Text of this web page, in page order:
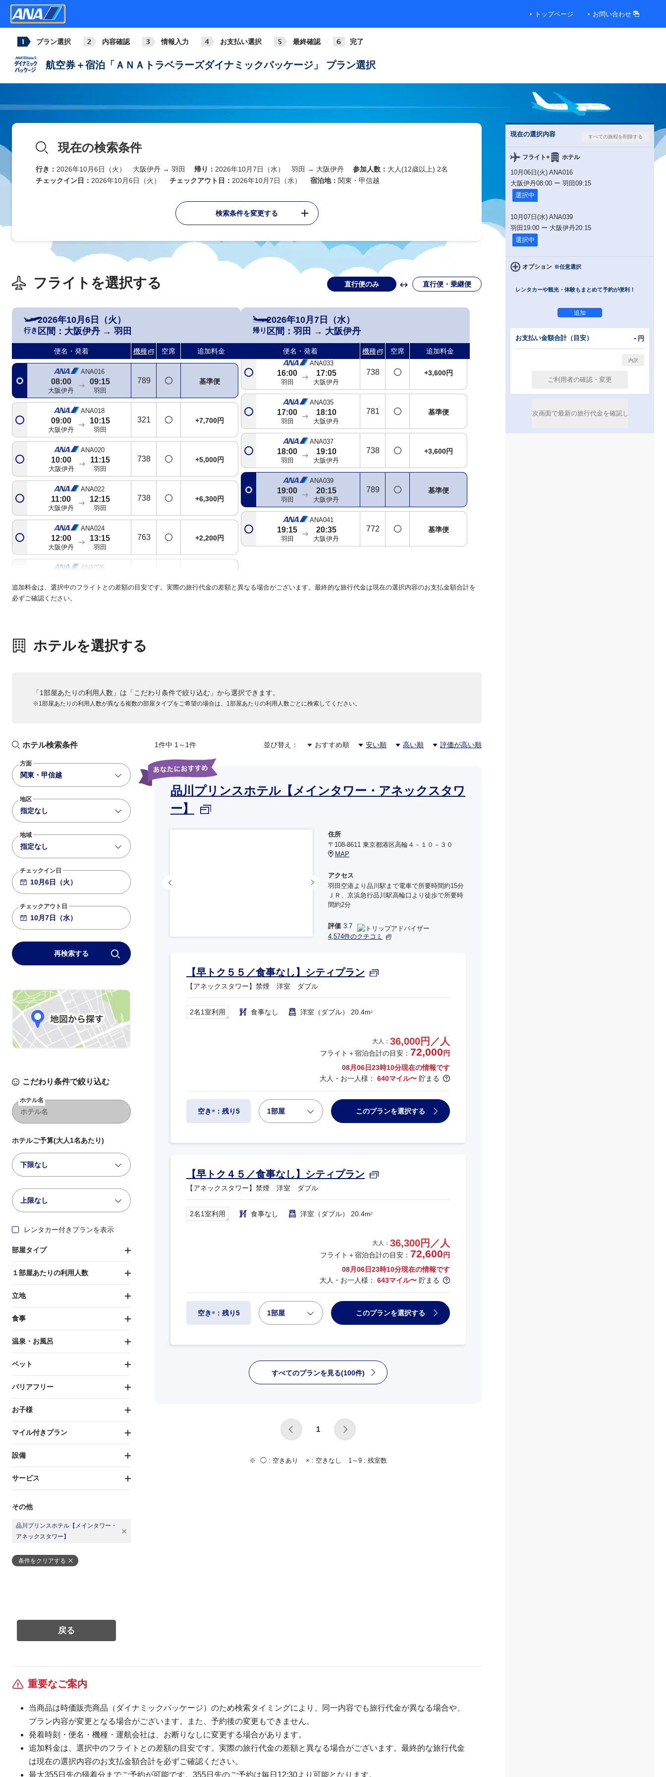
トップページ お問い合わせ
プラン選択 内容確認 情報入力 お支払い選択 最終確認 完了
航空券＋宿泊「ＡＮＡトラベラーズダイナミックパッケージ」 プラン選択
現在の検索条件
行き： 2026年10月6日（火） 大阪伊丹 → 羽田 帰り： 2026年10月7日（水） 羽田 → 大阪伊丹 参加人数： 大人(12歳以上) 2名
チェックイン日： 2026年10月6日（火） チェックアウト日： 2026年10月7日（水） 宿泊地： 関東・甲信越
検索条件を変更する
フライトを選択する 直行便のみ 直行便・乗継便
行き
2026年10月6日（火）
区間： 大阪伊丹 → 羽田
便名・発着 機種 空席 追加料金
ANA014
07:30
大阪伊丹
08:45 772 基準便
ANA016
08:00
大阪伊丹
09:15
羽田
789 基準便
ANA018
09:00
大阪伊丹
10:15
羽田
321 +7,700円
ANA020
10:00
大阪伊丹
11:15
羽田
738 +5,000円
ANA022
11:00
大阪伊丹
12:15
羽田
738 +6,300円
ANA024
12:00
大阪伊丹
13:15
羽田
763 +2,200円
ANA026
大阪伊丹 羽田
ANA030
738
15:40
大阪伊丹
17:00
羽田
781 基準便
大阪伊丹
ANA036
17:45 788 +2,200円
大阪伊丹 羽田
+2,200円
大阪伊丹 羽田
帰り
2026年10月7日（水）
区間： 羽田 → 大阪伊丹
便名・発着 機種 空席 追加料金
羽田 大阪伊丹
08:15
羽田
09:20
大阪伊丹
789
羽田 大阪伊丹
ANA021
11:00
羽田
12:05
大阪伊丹
321
ANA023
12:00
羽田
13:10
大阪伊丹
ANA025
13:00
羽田
738
ANA027
763
ANA031
14:50
羽田
15:55
大阪伊丹
ANA033
16:00
羽田
17:05
大阪伊丹
738 +3,600円
ANA035
17:00
羽田
18:10
大阪伊丹
781 基準便
ANA037
18:00
羽田
19:10
大阪伊丹
738 +3,600円
ANA039
19:00
羽田
20:15
大阪伊丹
789 基準便
ANA041
19:15
羽田
20:35
大阪伊丹
772 基準便
追加料金は、選択中のフライトとの差額の目安です。実際の旅行代金の差額と異なる場合がございます。最終的な旅行代金は現在の選択内容のお支払金額合計を
必ずご確認ください。
ホテルを選択する
「1部屋あたりの利用人数」は「こだわり条件で絞り込む」から選択できます。
※1部屋あたりの利用人数が異なる複数の部屋タイプをご希望の場合は、1部屋あたりの利用人数ごとに検索してください。
ホテル検索条件
方面
関東・甲信越
地区
指定なし
地域
指定なし
チェックイン日
チェックアウト日
再検索する
こだわり条件で絞り込む
ホテル名
ホテルご予算(大人1名あたり)
下限なし
上限なし
レンタカー付きプランを表示
部屋タイプ
１部屋あたりの利用人数
立地
食事
温泉・お風呂
ペット
バリアフリー
お子様
マイル付きプラン
設備
サービス
その他
品川プリンスホテル【メインタワー・
アネックスタワー】
条件をクリアする
1件中 1～1件 並び替え： おすすめ順 安い順 高い順 評価が高い順
品川プリンスホテル【メインタワー・アネックスタワ
ー】
住所
〒108-8611 東京都港区高輪４－１０－３０
MAP
アクセス
羽田空港より品川駅まで電車で所要時間約15分
ＪＲ、京浜急行品川駅高輪口より徒歩で所要時
間約2分
評価 3.7
4,574件のクチコミ
【早トク５５／食事なし】シティプラン
【アネックスタワー】禁煙 洋室 ダブル
2名1室利用 食事なし 洋室（ダブル） 20.4m2
大人： 36,000円／人
フライト＋宿泊合計の目安： 72,000 円
08月06日23時10分現在の情報です
大人・お一人様： 640マイル〜 貯まる
空き ※：残り5 1部屋 このプランを選択する
【早トク４５／食事なし】シティプラン
【アネックスタワー】禁煙 洋室 ダブル
2名1室利用 食事なし 洋室（ダブル） 20.4m2
大人： 36,300円／人
フライト＋宿泊合計の目安： 72,600 円
08月06日23時10分現在の情報です
大人・お一人様： 643マイル〜 貯まる
空き ※：残り5 1部屋 このプランを選択する
すべてのプランを見る(100件)
1
◯ : 空きあり × : 空きなし 1～9 : 残室数
重要なご案内
当商品は時価販売商品（ダイナミックパッケージ）のため検索タイミングにより、同一内容でも旅行代金が異なる場合や、
プラン内容が変更となる場合がございます。また、予約後の変更もできません。
発着時刻・便名・機種・運航会社は、お断りなしに変更する場合があります。
追加料金は、選択中のフライトとの差額の目安です。実際の旅行代金の差額と異なる場合がございます。最終的な旅行代金
は現在の選択内容のお支払金額合計を必ずご確認ください。
最大355日先の帰着分までご予約が可能です。355日先のご予約は毎日12:30より可能となります。
現在の選択内容
フライト+ ホテル
10月06日(火) ANA016
大阪伊丹08:00 ー 羽田 09:15
選択中
10月07日(水) ANA039
羽田 19:00 ー 大阪伊丹20:15
選択中
オプション ※任意選択
レンタカーや観光・体験もまとめて予約が便利！
お支払い金額合計（目安） - 円